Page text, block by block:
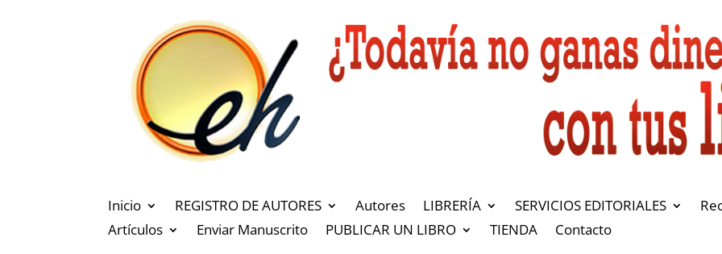
Inicio REGISTRO DE AUTORES Autores LIBRERÍA SERVICIOS EDITORIALES
Artículos
Enviar Manuscrito PUBLICAR UN LIBRO TIENDA Contacto